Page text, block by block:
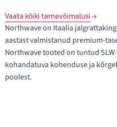
Vaata kõiki tarnevõimalusi
Northwave on Itaalia
aastast valmistanud premium-
Northwave tooted on tuntud
kohandatuva kohenduse ja
poolest.